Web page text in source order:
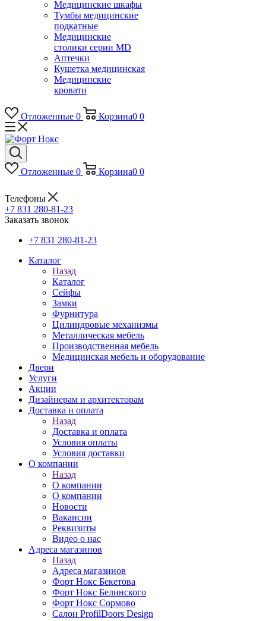
Медицинские шкафы
Тумбы медицинские
подкатные
Медицинские
столики серии MD
Аптечки
Кушетка медицинская
Медицинские
кровати
Отложенные 0 Корзина0 0
Отложенные 0 Корзина0 0
Телефоны
+7 831 280-81-23
Заказать звонок
+7 831 280-81-23
Каталог
Назад
Каталог
Сейфы
Замки
Фурнитура
Цилиндровые механизмы
Металлическая мебель
Производственная мебель
Медицинская мебель и оборудование
Двери
Услуги
Акции
Дизайнерам и архитекторам
Доставка и оплата
Назад
Доставка и оплата
Условия оплаты
Условия доставки
О компании
Назад
О компании
О компании
Новости
Вакансии
Реквизиты
Видео о нас
Адреса магазинов
Назад
Адреса магазинов
Форт Нокс Бекетова
Форт Нокс Белинского
Форт Нокс Сормово
Салон ProfilDoors Design